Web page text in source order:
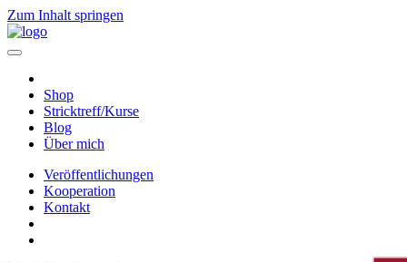
Zum Inhalt springen
Hauptnavigation
Shop
Stricktreff/Kurse
Blog
Über mich
Veröffentlichungen
Kooperation
Kontakt